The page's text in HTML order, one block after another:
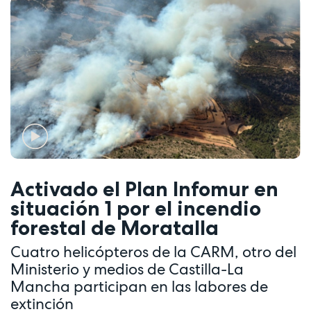
Activado el Plan Infomur en
situación 1 por el incendio
forestal de Moratalla
Cuatro helicópteros de la CARM, otro del
Ministerio y medios de Castilla-La
Mancha participan en las labores de
extinción